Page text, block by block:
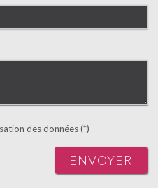
des données (*)
ENVOYER